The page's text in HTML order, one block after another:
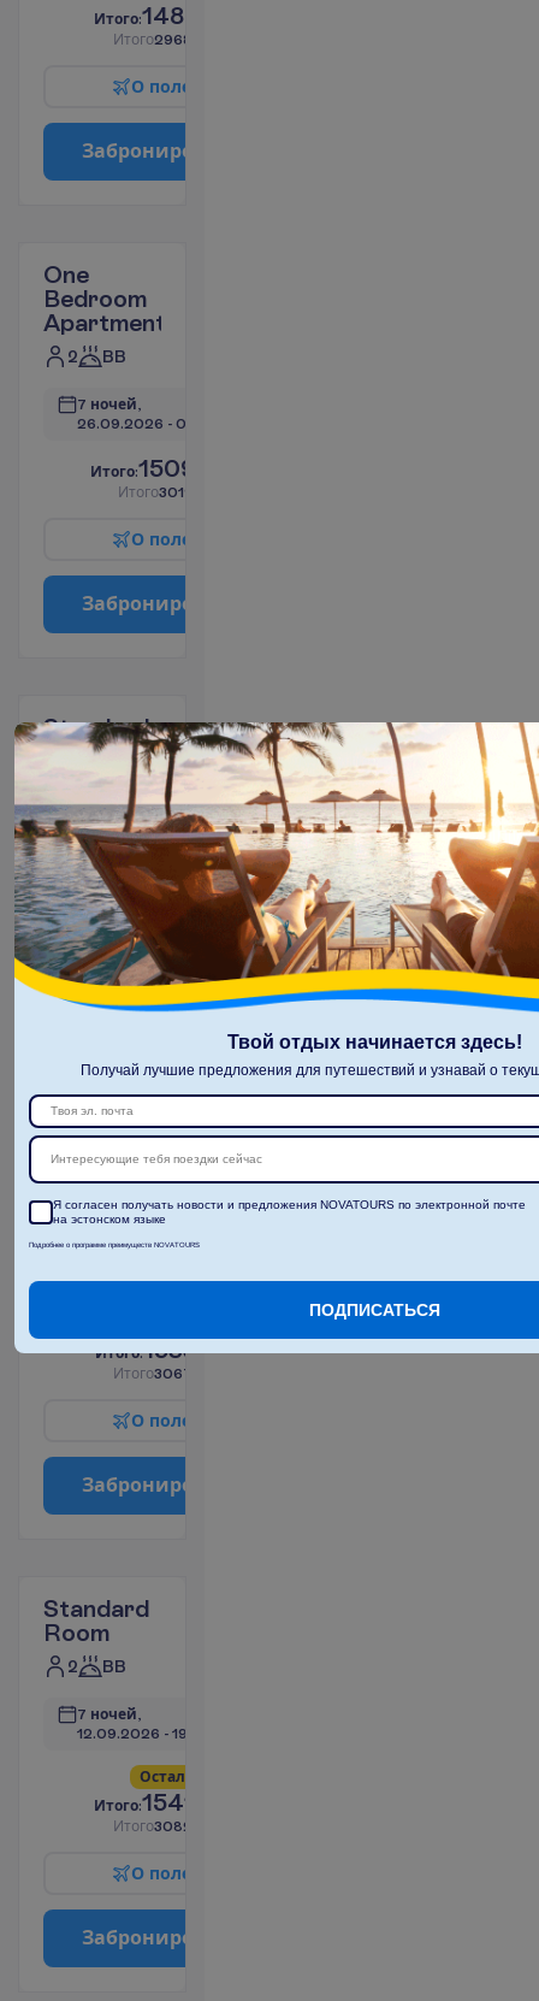
Итого:1484.17
Итого2968.34
О поле
Заброниро
One
Bedroom
Apartment
2 BB
7 ночей,
26.09.2026 - 03.10.2026
Итого:1509.86
Итого3019.73
О поле
Заброниро
Standard
Room
7 ночей,
19.09.2026
26.09.2026
Ито 1529.41€/чел.
Ит ог 3058.82 €/группу
О по
ть
Junior
Suite Sea
View
7 ночей,
Итого:1533.85€/чел.
Итого3067.70
О поле
Заброниро
Standard
Room
2 BB
7 ночей,
12.09.2026 - 19.09.2026
Остал
Итого:1541.34
Итого3082.69
О поле
Заброниро
Твой отдых начинается здесь!
Получай лучшие предложения для путешествий и узнавай о
Интересующие тебя поездки сейчас
Я согласен получать новости и предложения NOVATOURS по электронной почте
на эстонском языке
Подробнее о программе преимуществ NOVATOURS
ПОДПИСАТЬСЯ